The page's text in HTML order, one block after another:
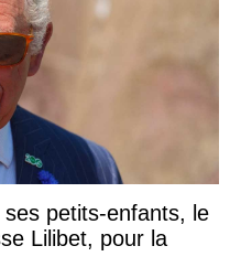
petits-enfants, le
Lilibet, pour la